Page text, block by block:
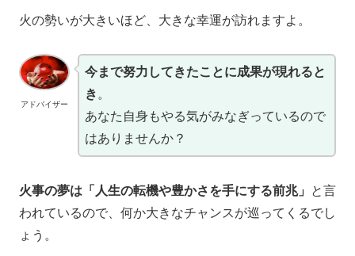
火の勢いが大きいほど、大きな幸運が訪れますよ。
アドバイザー
今まで努力してきたことに成果が現れると
き 。
あなた自身もやる気がみなぎっているので
はありませんか？
火事の夢は「人生の転機や豊かさを手にする前兆」
と言
われているので、何か大きなチャンスが巡ってくるでし
ょう。